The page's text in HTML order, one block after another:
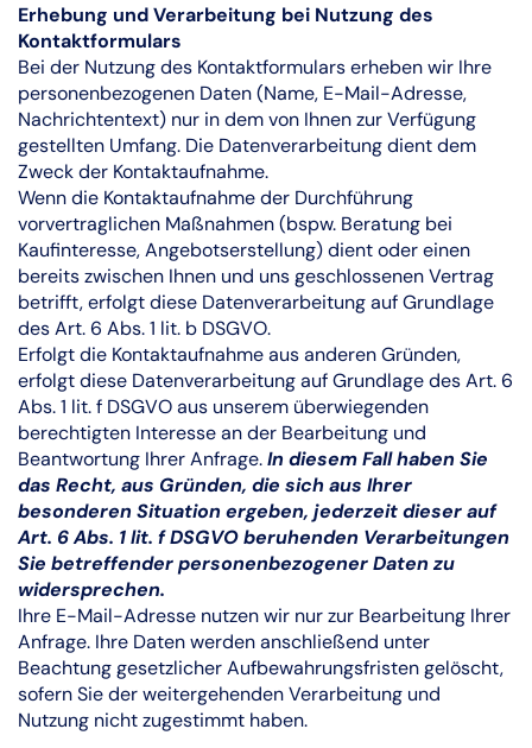
Erhebung und Verarbeitung bei Nutzung des
Kontaktformulars
Bei der Nutzung des Kontaktformulars erheben wir Ihre
personenbezogenen Daten (Name, E-Mail-Adresse,
Nachrichtentext) nur in dem von Ihnen zur Verfügung
gestellten Umfang. Die Datenverarbeitung dient dem
Zweck der Kontaktaufnahme.
Wenn die Kontaktaufnahme der Durchführung
vorvertraglichen Maßnahmen (bspw. Beratung bei
Kaufinteresse, Angebotserstellung) dient oder einen
bereits zwischen Ihnen und uns geschlossenen Vertrag
betrifft, erfolgt diese Datenverarbeitung auf Grundlage
des Art. 6 Abs. 1 lit. b DSGVO.
Erfolgt die Kontaktaufnahme aus anderen Gründen,
erfolgt diese Datenverarbeitung auf Grundlage des Art. 6
Abs. 1 lit. f DSGVO aus unserem überwiegenden
berechtigten Interesse an der Bearbeitung und
Beantwortung Ihrer Anfrage.In diesem Fall haben Sie
das Recht, aus Gründen, die sich aus Ihrer
besonderen Situation ergeben, jederzeit dieser auf
Art. 6 Abs. 1 lit. f DSGVO beruhenden Verarbeitungen
Sie betreffender personenbezogener Daten zu
widersprechen.
Ihre E-Mail-Adresse nutzen wir nur zur Bearbeitung Ihrer
Anfrage. Ihre Daten werden anschließend unter
Beachtung gesetzlicher Aufbewahrungsfristen gelöscht,
sofern Sie der weitergehenden Verarbeitung und
Nutzung nicht zugestimmt haben.